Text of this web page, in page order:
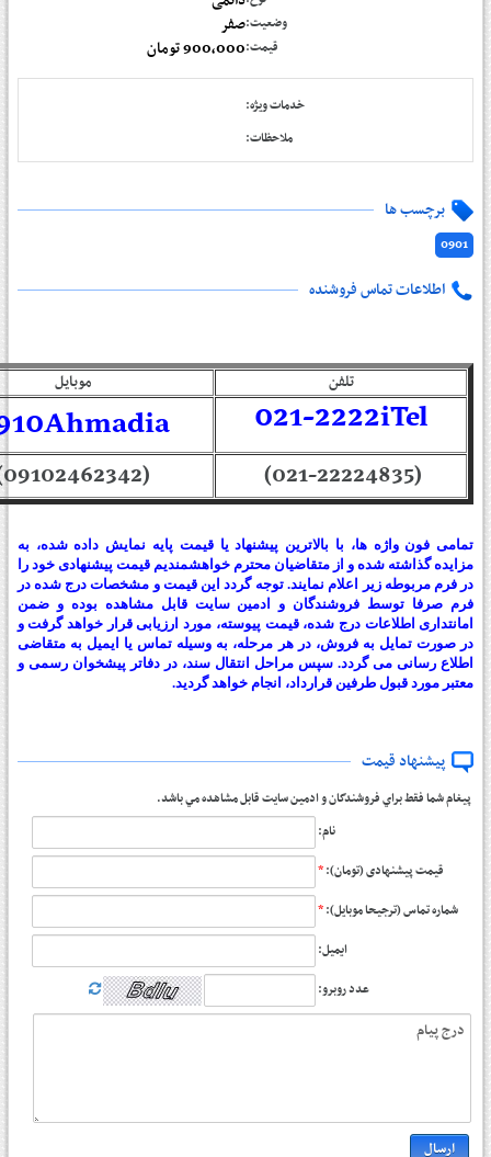
وضعیت:صفر
قیمت:900,000 تومان
خدمات ویژه:
ملاحظات:
برچسب ها
0901
اطلاعات تماس فروشنده
تلفن موبایل
021-2222iTel
(021-22224835)
(09102462342)
تمامی فون واژه ها، با بالاترین پیشنهاد یا قیمت پایه نمایش داده شده، به
مزایده گذاشته شده و از متقاضیان محترم خواهشمندیم قیمت پیشنهادی خود را
در فرم مربوطه زیر اعلام نمایند. توجه گردد این قیمت و مشخصات درج شده در
فرم صرفا توسط فروشندگان و ادمین سایت قابل مشاهده بوده و ضمن
امانتداری اطلاعات درج شده، قیمت پیوسته، مورد ارزیابی قرار خواهد گرفت و
در صورت تمایل به فروش، در هر مرحله، به وسیله تماس یا ایمیل به متقاضی
اطلاع رسانی می گردد. سپس مراحل انتقال سند، در دفاتر پیشخوان رسمی و
معتبر مورد قبول طرفین قرارداد، انجام خواهد گردید.
پیشنهاد قیمت
پيغام شما فقط براي فروشندگان و ادمين سايت قابل مشاهده مي باشد.
نام:
قیمت پیشنهادی (تومان):*
شماره تماس (ترجیحا موبایل):*
ایمیل:
عدد روبرو: